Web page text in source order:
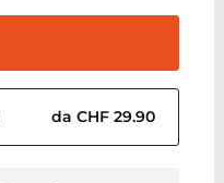
da CHF 29.90